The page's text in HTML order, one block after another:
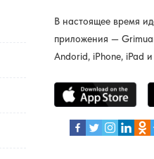
В настоящее время
приложения —
Andorid, iPhone, iPad